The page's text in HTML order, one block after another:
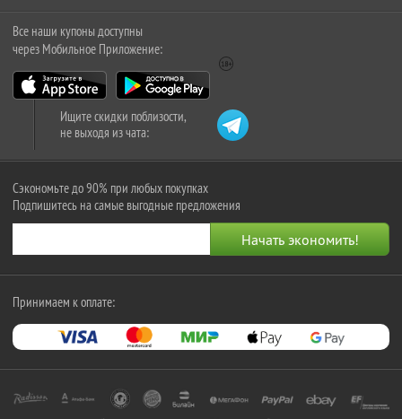
Все наши купоны доступны
через Мобильное Приложение:
Ищите скидки поблизости,
не выходя из чата:
Сэкономьте до 90% при любых покупках
Подпишитесь на самые выгодные предложения
Принимаем к оплате: